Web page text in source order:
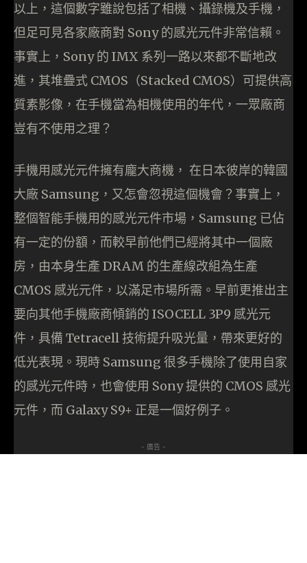
以上，這個數字雖說包括了相機、攝錄機及手機，
但足可見各家廠商對 Sony 的感光元件非常信賴。
事實上，Sony 的 IMX 系列一路以來都不斷地改
進，其堆疊式 CMOS（Stacked CMOS）可提供高
質素影像，在手機當為相機使用的年代，一眾廠商
豈有不使用之理？
手機用感光元件擁有龐大商機， 在日本彼岸的韓國
大廠 Samsung，又怎會忽視這個機會？事實上，
整個智能手機用的感光元件市場，Samsung 已佔
有一定的份額，而較早前他們已經將其中一個廠
房，由本身生產 DRAM 的生產線改組為生產
CMOS 感光元件，以滿足市場所需。早前更推出主
要向其他手機廠商傾銷的 ISOCELL 3P9 感光元
件，具備 Tetracell 技術提升吸光量，帶來更好的
低光表現。現時 Samsung 很多手機除了使用自家
的感光元件時，也會使用 Sony 提供的 CMOS 感光
元件，而 Galaxy S9+ 正是一個好例子。
- 廣告 -